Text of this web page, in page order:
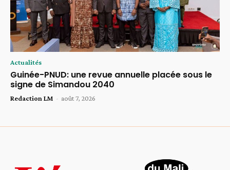
Actualités
Guinée-PNUD: une revue annuelle placée sous le
signe de Simandou 2040
Redaction LM - août 7, 2026